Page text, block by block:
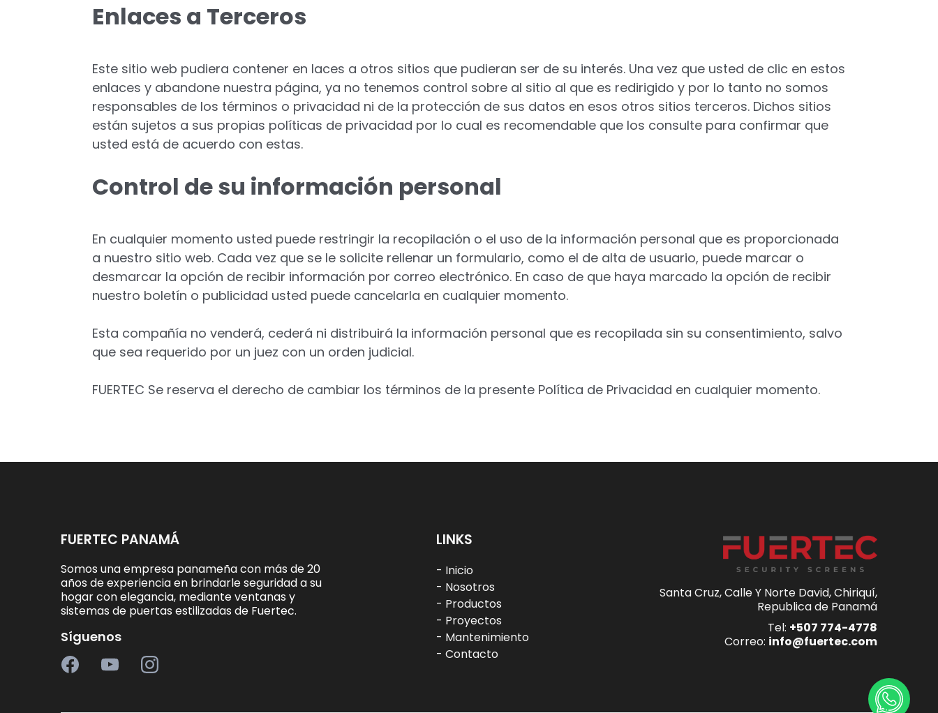
Enlaces a Terceros
Este sitio web pudiera contener en laces a otros sitios que pudieran ser de su interés. Una vez que usted de clic en estos
enlaces y abandone nuestra página, ya no tenemos control sobre al sitio al que es redirigido y por lo tanto no somos
responsables de los términos o privacidad ni de la protección de sus datos en esos otros sitios terceros. Dichos sitios
están sujetos a sus propias políticas de privacidad por lo cual es recomendable que los consulte para confirmar que
usted está de acuerdo con estas.
Control de su información personal
En cualquier momento usted puede restringir la recopilación o el uso de la información personal que es proporcionada
a nuestro sitio web. Cada vez que se le solicite rellenar un formulario, como el de alta de usuario, puede marcar o
desmarcar la opción de recibir información por correo electrónico. En caso de que haya marcado la opción de recibir
nuestro boletín o publicidad usted puede cancelarla en cualquier momento.
Esta compañía no venderá, cederá ni distribuirá la información personal que es recopilada sin su consentimiento, salvo
que sea requerido por un juez con un orden judicial.
FUERTEC Se reserva el derecho de cambiar los términos de la presente Política de Privacidad en cualquier momento.
FUERTEC PANAMÁ
Somos una empresa panameña con más de 20
años de experiencia en brindarle seguridad a su
hogar con elegancia, mediante ventanas y
sistemas de puertas estilizadas de Fuertec.
Síguenos
LINKS
- Inicio
- Nosotros
- Productos
- Proyectos
- Mantenimiento
- Contacto
Santa Cruz, Calle Y Norte David, Chiriquí,
Republica de Panamá
Tel: +507 774-4778
Correo: info@fuertec.com